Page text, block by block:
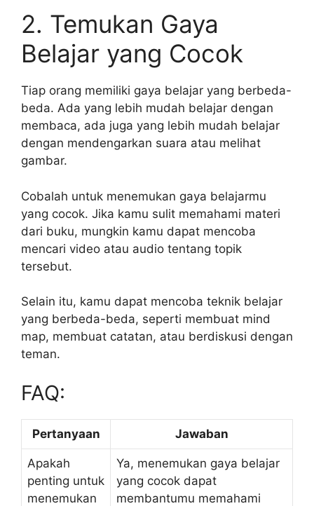
2. Temukan Gaya
Belajar yang Cocok
Tiap orang memiliki gaya belajar yang berbeda-
beda. Ada yang lebih mudah belajar dengan
membaca, ada juga yang lebih mudah belajar
dengan mendengarkan suara atau melihat
gambar.
Cobalah untuk menemukan gaya belajarmu
yang cocok. Jika kamu sulit memahami materi
dari buku, mungkin kamu dapat mencoba
mencari video atau audio tentang topik
tersebut.
Selain itu, kamu dapat mencoba teknik belajar
yang berbeda-beda, seperti membuat mind
map, membuat catatan, atau berdiskusi dengan
teman.
FAQ:
Pertanyaan Jawaban
Apakah
penting untuk
menemukan
Ya, menemukan gaya belajar
yang cocok dapat
membantumu memahami